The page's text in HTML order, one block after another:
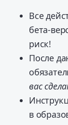
Все
бета-
риск!
После
вас
в